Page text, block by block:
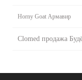
Horny Goat Армавир
Clomed продажа